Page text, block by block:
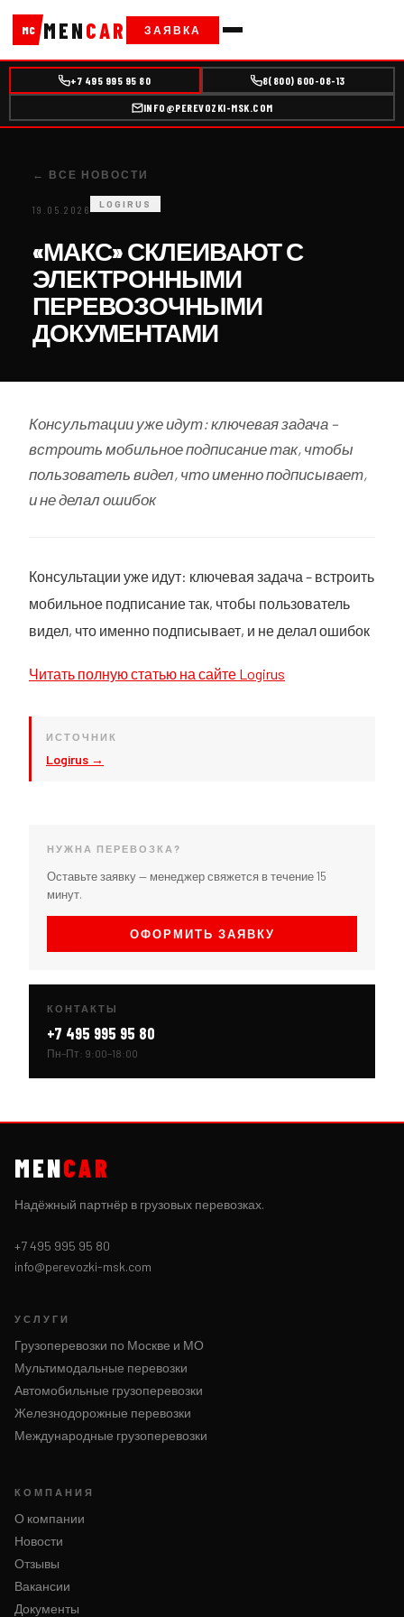
MC MENCAR ЗАЯВКА
+7 495 995 95 80 8(800) 600-08-13
INFO@PEREVOZKI-MSK.COM
← ВСЕ НОВОСТИ
19.05.2026 LOGIRUS
«МАКС» СКЛЕИВАЮТ С
ЭЛЕКТРОННЫМИ
ПЕРЕВОЗОЧНЫМИ
ДОКУМЕНТАМИ
Консультации уже идут: ключевая задача –
встроить мобильное подписание так, чтобы
пользователь видел, что именно подписывает,
и не делал ошибок
Консультации уже идут: ключевая задача – встроить
мобильное подписание так, чтобы пользователь
видел, что именно подписывает, и не делал ошибок
Читать полную статью на сайте Logirus
ИСТОЧНИК
Logirus →
НУЖНА ПЕРЕВОЗКА?
Оставьте заявку — менеджер свяжется в течение 15
минут.
ОФОРМИТЬ ЗАЯВКУ
КОНТАКТЫ
+7 495 995 95 80
Пн–Пт: 9:00–18:00
MENCAR
Надёжный партнёр в грузовых перевозках.
+7 495 995 95 80
info@perevozki-msk.com
УСЛУГИ
Грузоперевозки по Москве и МО
Мультимодальные перевозки
Автомобильные грузоперевозки
Железнодорожные перевозки
Международные грузоперевозки
КОМПАНИЯ
О компании
Новости
Отзывы
Вакансии
Документы